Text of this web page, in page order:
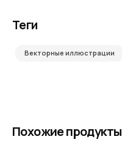
Теги
Векторные иллюстрации
Похожие продукты